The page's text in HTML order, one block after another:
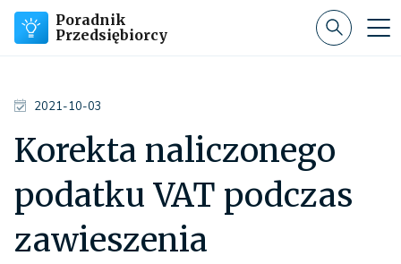
Poradnik
Przedsiębiorcy
2021-10-03
Korekta naliczonego
podatku VAT podczas
zawieszenia